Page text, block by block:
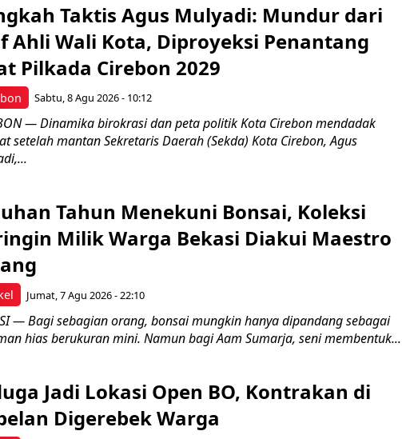
Taktis Agus Mulyadi: Mundur dari
Ahli Wali Kota, Diproyeksi Penantang
Pilkada Cirebon 2029
Sabtu, 8 Agu 2026 - 10:12
— Dinamika birokrasi dan peta politik Kota Cirebon mendadak
setelah mantan Sekretaris Daerah (Sekda) Kota Cirebon, Agus
Tahun Menekuni Bonsai, Koleksi
Milik Warga Bekasi Diakui Maestro
Jumat, 7 Agu 2026 - 22:10
— Bagi sebagian orang, bonsai mungkin hanya dipandang sebagai
hias berukuran mini. Namun bagi Aam Sumarja, seni membentuk...
Jadi Lokasi Open BO, Kontrakan di
Digerebek Warga